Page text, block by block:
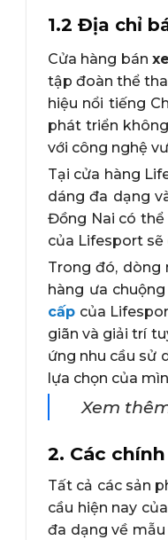
1.2 Địa chỉ
Cửa hàng bán
tập đoàn thể
hiệu nổi tiếng
phát triển
với công nghệ
Tại cửa hàng
dáng đa dạng
Đồng Nai có
của Lifesport sẽ
Trong đó, dòng
hàng ưa
cấp của
giãn và giải trí
ứng nhu cầu sử
lựa chọn của
Xem
2. Các
Tất cả các sản
cầu hiện nay
đa dạng về